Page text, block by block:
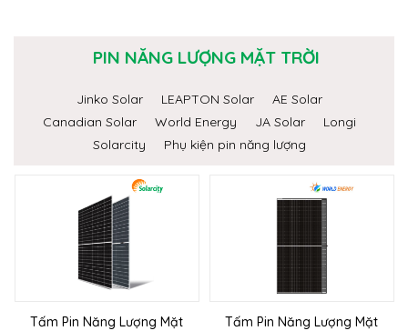
PIN NĂNG LƯỢNG MẶT TRỜI
Jinko Solar LEAPTON Solar
AE Solar
Canadian Solar
World Energy JA Solar
Longi
Solarcity
Phụ kiện pin năng lượng
Tấm Pin Năng Lượng Mặt
Tấm Pin Năng Lượng Mặt